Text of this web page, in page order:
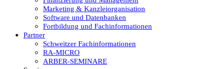
Marketing & Kanzleiorganisation
Software und Datenbanken
Fortbildung und Fachinformationen
Partner
Schweitzer Fachinformationen
RA-MICRO
ARBER-SEMINARE